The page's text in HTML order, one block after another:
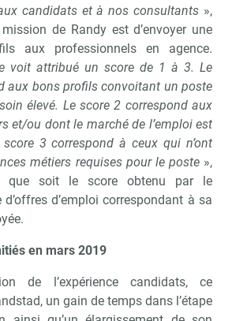
candidats et à nos consultants »,
de Randy est d’envoyer une
aux professionnels en agence.
voit attribué un score de 1 à 3. Le
aux bons profils convoitant un poste
élevé. Le score 2 correspond aux
et/ou dont le marché de l’emploi est
3 correspond à ceux qui n’ont
métiers requises pour le poste»,
que soit le score obtenu par le
d’emploi correspondant à sa
en mars 2019
de l’expérience candidats, ce
un gain de temps dans l’étape